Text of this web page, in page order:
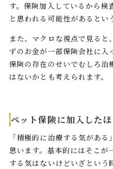
す。保険加入しているから検
と思われる可能性があるとい
また、マクロな視点で見る
ずのお金が一部保険会社に入
保険の存在のせいでむしろ治
はないかとも考えられます。
ペット保険に加入した
「積極的に治療する気があ
思います。基本的にはそこが
する気はないけどいざとい